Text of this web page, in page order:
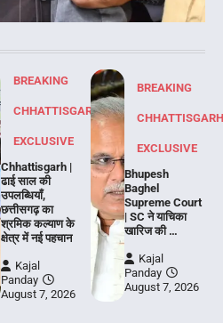
BREAKING
CHHATTISGARH
EXCLUSIVE
Chhattisgarh |
ढाई साल की
उपलब्धियाँ,
छत्तीसगढ़ का
श्रमिक कल्याण के
क्षेत्र में नई पहचान
Kajal
Panday
August 7, 2026
BREAKING
EXCLUSIVE
Bhupesh
Baghel
Supreme Court
| SC ने याचिका
खारिज की …
Kajal
Panday
August 7, 2026